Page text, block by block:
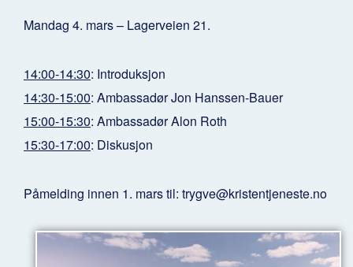
Mandag 4. mars – Lagerveien 21.
‪14:00-14:30: Introduksjon
14:30-15:00: Ambassadør Jon Hanssen-Bauer
15:00-15:30: Ambassadør Alon Roth
15:30-17:00: Diskusjon
Påmelding innen 1. mars til: trygve@kristentjeneste.no